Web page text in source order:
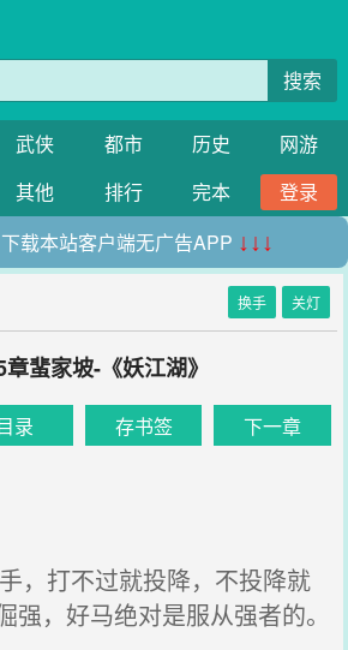
搜索
武侠 都市 历史
网游
其他 排行 完本
登录
载本站客户端无广告APP ↓↓↓
换手 关灯
蜚家坡-《妖江湖》
录 存书签 下一章
，打不过就投降，不投降就
强，好马绝对是服从强者的。